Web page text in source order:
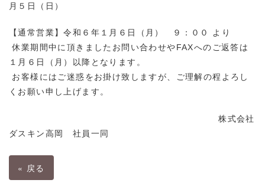
月５日（日）
【通常営業】令和６年１月６日（月） ９：００ より
休業期間中に頂きましたお問い合わせやFAXへのご返答は
１月６日（月）以降となります。
お客様にはご迷惑をお掛け致しますが、ご理解の程よろし
くお願い申し上げます。
株式会社
ダスキン高岡 社員一同
« 戻る